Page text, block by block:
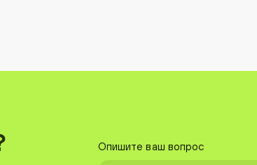
Опишите ваш вопрос